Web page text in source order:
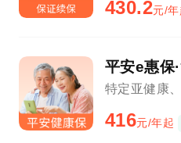
430.2元/年
平安e惠保
416元/年起